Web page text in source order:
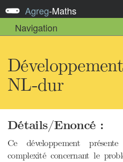
Agreg-Maths
Navigation
NL-dur
Détails/Enoncé :
Ce développement
complexité concernant le